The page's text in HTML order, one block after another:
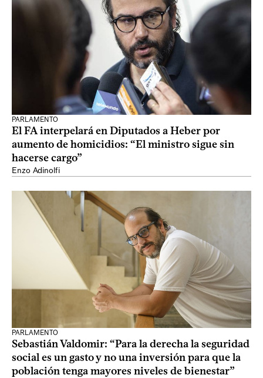
PARLAMENTO
El FA interpelará en Diputados a Heber por
aumento de homicidios: “El ministro sigue sin
hacerse cargo”
Enzo Adinolfi
PARLAMENTO
Sebastián Valdomir: “Para la derecha la seguridad
social es un gasto y no una inversión para que la
población tenga mayores niveles de bienestar”